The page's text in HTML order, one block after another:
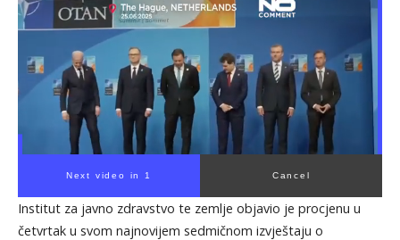
Next video in 1 Cancel
Institut za javno zdravstvo te zemlje objavio je procjenu u
četvrtak u svom najnovijem sedmičnom izvještaju o